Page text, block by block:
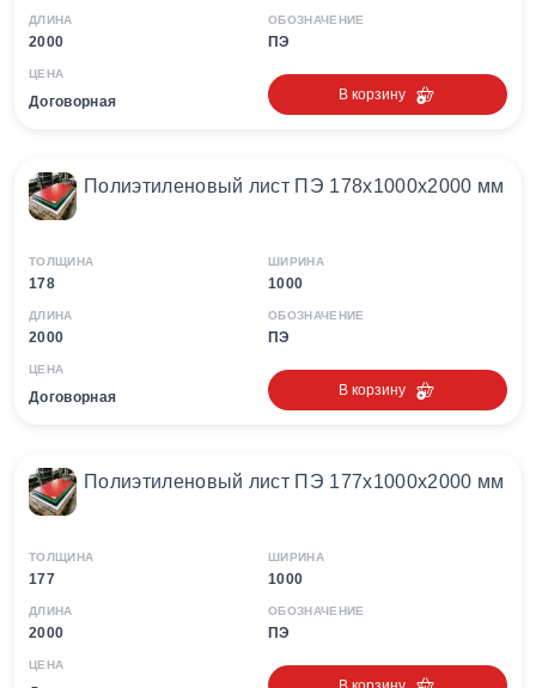
ДЛИНА
2000
ОБОЗНАЧЕНИЕ
ПЭ
ЦЕНА
Договорная В корзину
Полиэтиленовый лист ПЭ 178х1000х2000 мм
ТОЛЩИНА
178
ШИРИНА
1000
ДЛИНА
2000
ОБОЗНАЧЕНИЕ
ПЭ
ЦЕНА
Договорная В корзину
Полиэтиленовый лист ПЭ 177х1000х2000 мм
ТОЛЩИНА
177
ШИРИНА
1000
ДЛИНА
2000
ОБОЗНАЧЕНИЕ
ПЭ
ЦЕНА